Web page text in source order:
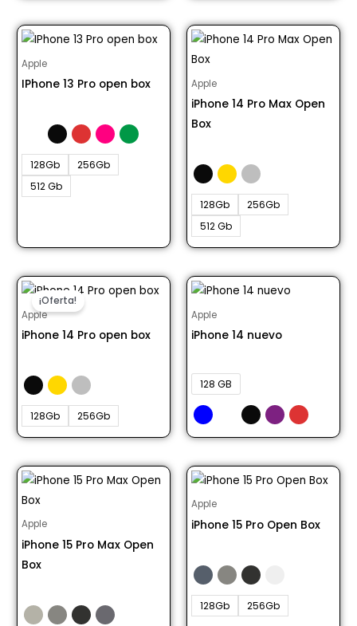
Apple
IPhone 13 Pro open box
128Gb
256Gb
512 Gb
Apple
iPhone 14 Pro Max Open
Box
128Gb
256Gb
512 Gb
¡Oferta!
Apple
iPhone 14 Pro open box
128Gb 256Gb
Apple
iPhone 14 nuevo
128 GB
Apple
iPhone 15 Pro Max Open
Box
Apple
iPhone 15 Pro Open Box
128Gb 256Gb